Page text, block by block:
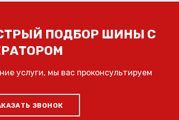
ПОДБОР ШИНЫ С
услуги, мы вас проконсультируем
ЗВОНОК